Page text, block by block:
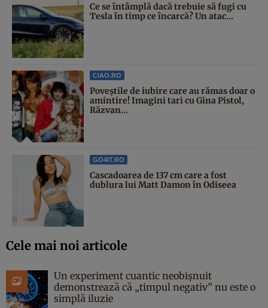
Ce se întâmplă dacă trebuie să fugi cu
Tesla în timp ce încarcă? Un atac...
CIAO.RO
Poveştile de iubire care au rămas doar o
amintire! Imagini tari cu Gina Pistol,
Răzvan...
GO4IT.RO
Cascadoarea de 137 cm care a fost
dublura lui Matt Damon în Odiseea
Cele mai noi articole
Un experiment cuantic neobișnuit
demonstrează că „timpul negativ” nu este o
simplă iluzie